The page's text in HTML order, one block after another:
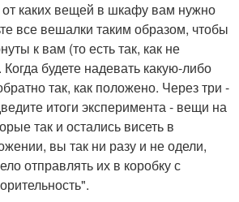
каких вещей в шкафу вам нужно
все вешалки таким образом, чтобы
к вам (то есть так, как не
будете надевать какую-либо
так, как положено. Через три -
итоги эксперимента - вещи на
так и остались висеть в
вы так ни разу и не одели,
отправлять их в коробку с